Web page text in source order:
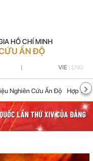
HỒ CHÍ MINH
ẤN ĐỘ
| VIE ENG
Nghiên Cứu Ấn Độ Hợp Tác